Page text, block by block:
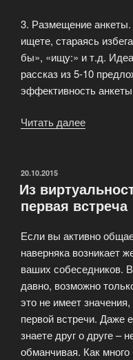
3. Размещение анкеты.
ищете, стараясь
бы», «ищу:» и т.д.
рассказ из 5-10
эффективность
Читать далее
ОПУБЛИКОВАНО
20.10.2015
Из
первая встреча
Если вы активно
наверняка возникает
ваших собеседников.
давно, возможно
это не имеет
первой встречи. Даже
знаете друг о друге –
обманчивая. Как